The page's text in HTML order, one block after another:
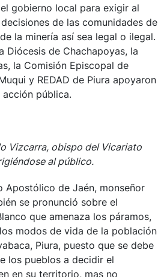
gobierno local para exigir al
de las comunidades de
la minería así sea legal o ilegal.
Diócesis de Chachapoyas, la
la Comisión Episcopal de
y REDAD de Piura apoyaron
pública.
Vizcarra, obispo del Vicariato
al público.
Apostólico de Jaén, monseñor
se pronunció sobre el
que amenaza los páramos,
modos de vida de la población
Piura, puesto que se debe
los pueblos a decidir el
en su territorio, mas no